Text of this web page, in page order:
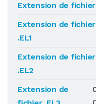
Extension de fichier
Extension de fichier
.EL1
Extension de fichier
.EL2
Extension de